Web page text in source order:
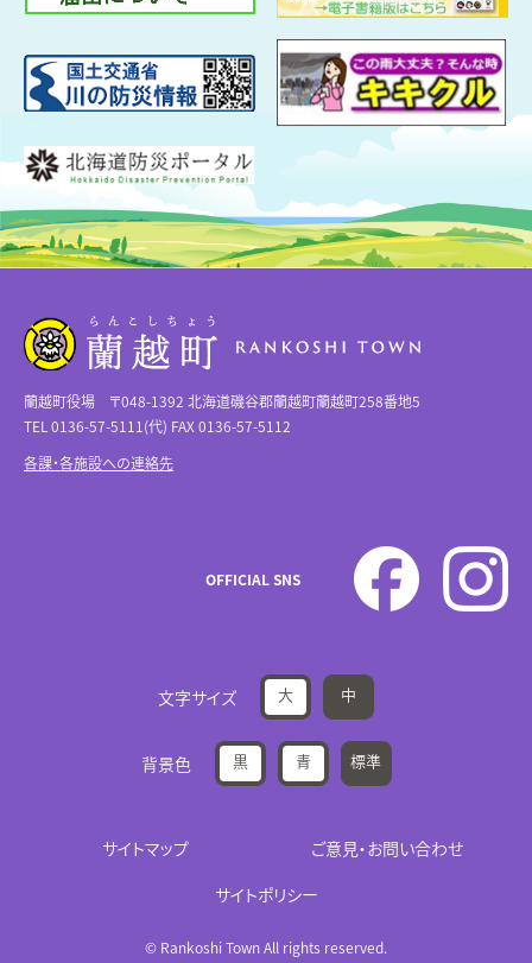
蘭越町役場 〒048-1392 北海道磯谷郡蘭越町蘭越町258番地5
TEL 0136-57-5111(代) FAX 0136-57-5112
各課・各施設への連絡先
OFFICIAL SNS
文字サイズ 大 中
背景色 黒 青 標準
サイトマップ
ご意見・お問い合わせ
サイトポリシー
© Rankoshi Town All rights reserved.